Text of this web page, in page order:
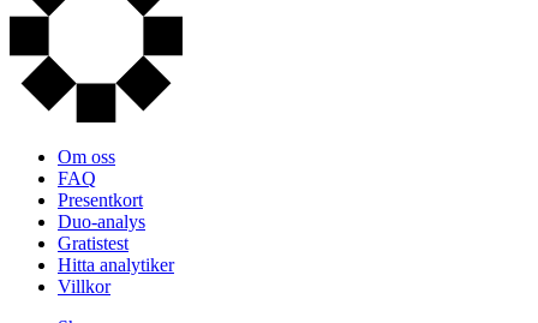
Om oss
FAQ
Presentkort
Duo-analys
Gratistest
Hitta analytiker
Villkor